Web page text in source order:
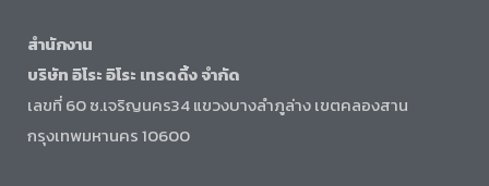
สำนักงาน
บริษัท อิโระ อิโระ เทรดดิ้ง จำกัด
เลขที่ 60 ซ.เจริญนคร34 แขวงบางลำภูล่าง เขตคลองสาน
กรุงเทพมหานคร 10600